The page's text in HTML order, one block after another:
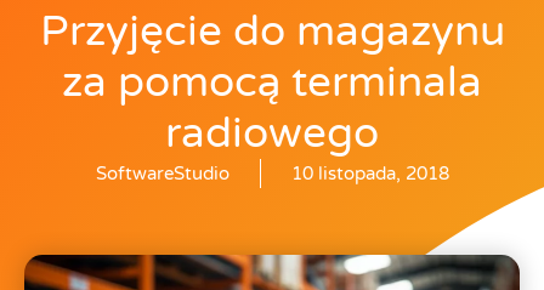
Przyjęcie do magazynu
za pomocą terminala
radiowego
SoftwareStudio 10 listopada, 2018